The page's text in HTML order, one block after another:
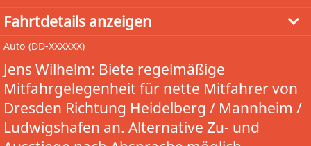
Fahrtdetails anzeigen
Auto (DD-XXXXXX)
Jens Wilhelm: Biete regelmäßige
Mitfahrgelegenheit für nette Mitfahrer von
Dresden Richtung Heidelberg / Mannheim /
Ludwigshafen an. Alternative Zu- und